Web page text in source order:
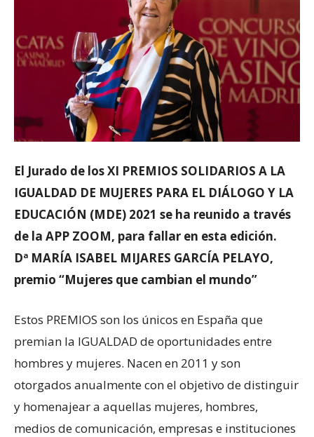
El Jurado de los XI PREMIOS SOLIDARIOS A LA
IGUALDAD DE MUJERES PARA EL DIÁLOGO Y LA
EDUCACIÓN (MDE) 2021 se ha reunido a través
de la APP ZOOM, para fallar en esta edición.
Dª MARÍA ISABEL MIJARES GARCÍA PELAYO,
premio “Mujeres que cambian el mundo”
Estos PREMIOS son los únicos en España que
premian la IGUALDAD de oportunidades entre
hombres y mujeres. Nacen en 2011 y son
otorgados anualmente con el objetivo de distinguir
y homenajear a aquellas mujeres, hombres,
medios de comunicación, empresas e instituciones